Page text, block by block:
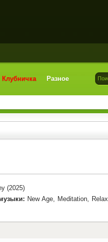
Клубничка Разное
New Age, Meditation, Relax